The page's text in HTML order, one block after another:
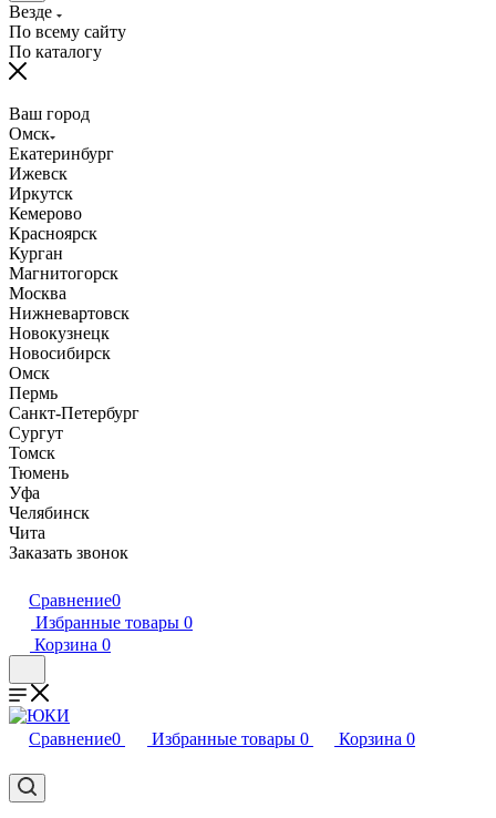
Везде
По всему сайту
По каталогу
Ваш город
Омск
Екатеринбург
Ижевск
Иркутск
Кемерово
Красноярск
Курган
Магнитогорск
Москва
Нижневартовск
Новокузнецк
Новосибирск
Омск
Пермь
Санкт-Петербург
Сургут
Томск
Тюмень
Уфа
Челябинск
Чита
Заказать звонок
Сравнение0
Избранные товары 0
Корзина 0
Сравнение0 Избранные товары 0 Корзина 0